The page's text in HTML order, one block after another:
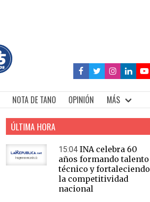
NOTA DE TANO OPINIÓN MÁS
ÚLTIMA HORA
15:04 INA celebra 60
años formando talento
técnico y fortaleciendo
la competitividad
nacional